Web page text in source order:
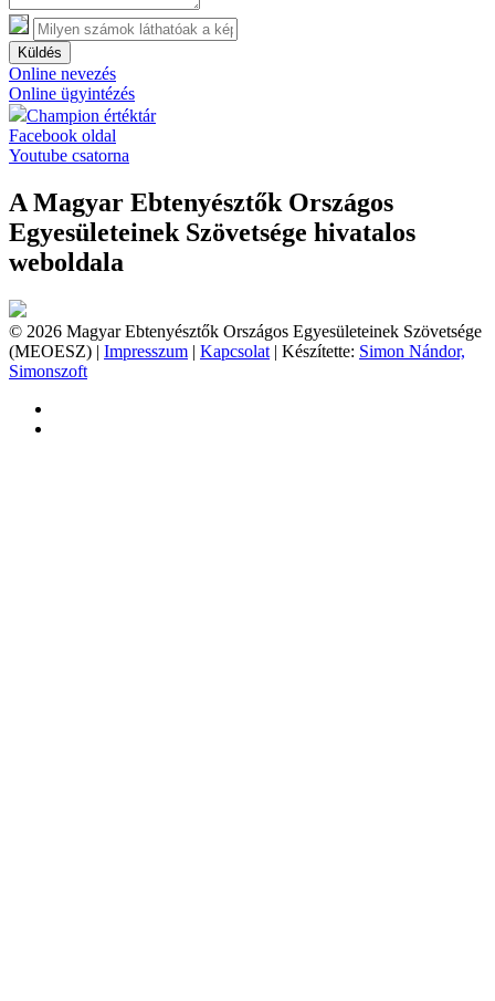
Küldés
Online nevezés
Online ügyintézés
Champion értéktár
Facebook oldal
Youtube csatorna
A Magyar Ebtenyésztők Országos
Egyesületeinek Szövetsége hivatalos
weboldala
© 2026 Magyar Ebtenyésztők Országos Egyesületeinek Szövetsége
(MEOESZ) | Impresszum | Kapcsolat | Készítette: Simon Nándor,
Simonszoft